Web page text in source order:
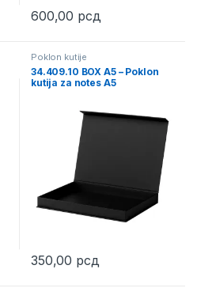
600,00 рсд
Poklon kutije
34.409.10 BOX A5 – Poklon
kutija za notes A5
350,00 рсд